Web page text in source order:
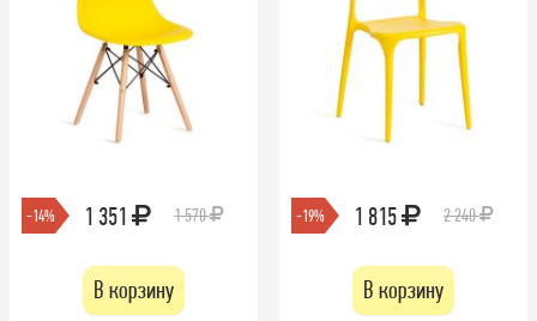
-14% 1 351 1 570
В корзину
-19% 1 815 2 240
В корзину